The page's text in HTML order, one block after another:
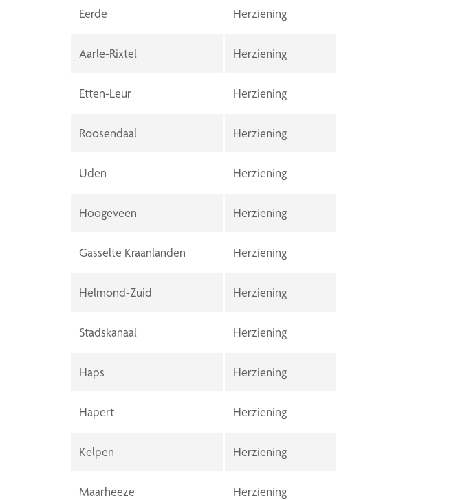
Eerde Herziening
Aarle-Rixtel Herziening
Etten-Leur Herziening
Roosendaal Herziening
Uden Herziening
Hoogeveen Herziening
Gasselte Kraanlanden Herziening
Helmond-Zuid Herziening
Stadskanaal Herziening
Haps Herziening
Hapert Herziening
Kelpen Herziening
Maarheeze Herziening